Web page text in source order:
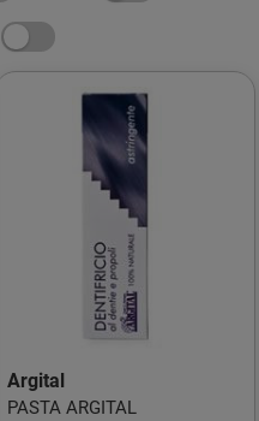
Argital
PASTA ARGITAL